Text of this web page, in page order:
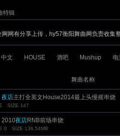
特辑
网网有分享上传，hy57衡阳舞曲网负责收集
中文 HOUSE 酒吧 Mushup 电
舞曲名称
夜店主打全英文House2014最上头慢摇串烧
SIZE 147
2010夜店RNB前场串烧
0 SIZE 136.54MB